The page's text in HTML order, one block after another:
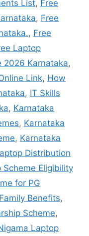
List, Free
, Free
, Free
Laptop
2026 Karnataka,
Link, How
, IT Skills
, Karnataka
, Karnataka
, Karnataka
Distribution
Scheme Eligibility
for PG
Benefits,
Scheme,
Laptop